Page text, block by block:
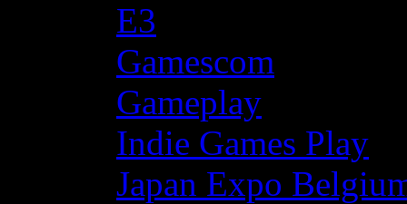
E3
Gamescom
Gameplay
Indie Games Play
Japan Expo